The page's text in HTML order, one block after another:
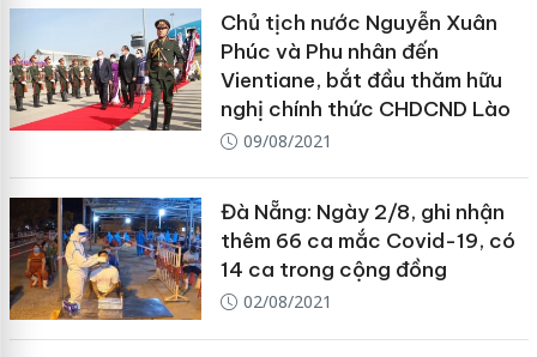
Chủ tịch nước Nguyễn Xuân
Phúc và Phu nhân đến
Vientiane, bắt đầu thăm hữu
nghị chính thức CHDCND Lào
09/08/2021
Đà Nẵng: Ngày 2/8, ghi nhận
thêm 66 ca mắc Covid-19, có
14 ca trong cộng đồng
02/08/2021